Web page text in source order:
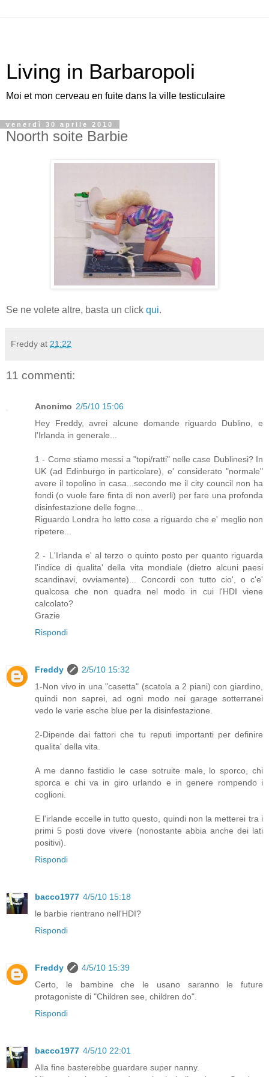
Living in Barbaropoli
Moi et mon cerveau en fuite dans la ville testiculaire
venerdì 30 aprile 2010
Noorth soite Barbie
Se ne volete altre, basta un click qui.
Freddy at 21:22
11 commenti:
Anonimo 2/5/10 15:06
Hey Freddy, avrei alcune domande riguardo Dublino, e
l'Irlanda in generale...
1 - Come stiamo messi a "topi/ratti" nelle case Dublinesi? In
UK (ad Edinburgo in particolare), e' considerato "normale"
avere il topolino in casa...secondo me il city council non ha
fondi (o vuole fare finta di non averli) per fare una profonda
disinfestazione delle fogne...
Riguardo Londra ho letto cose a riguardo che e' meglio non
ripetere...
2 - L'Irlanda e' al terzo o quinto posto per quanto riguarda
l'indice di qualita' della vita mondiale (dietro alcuni paesi
scandinavi, ovviamente)... Concordi con tutto cio', o c'e'
qualcosa che non quadra nel modo in cui l'HDI viene
calcolato?
Grazie
Rispondi
Freddy
2/5/10 15:32
1-Non vivo in una "casetta" (scatola a 2 piani) con giardino,
quindi non saprei, ad ogni modo nei garage sotterranei
vedo le varie esche blue per la disinfestazione.
2-Dipende dai fattori che tu reputi importanti per definire
qualita' della vita.
A me danno fastidio le case sotruite male, lo sporco, chi
sporca e chi va in giro urlando e in genere rompendo i
coglioni.
E l'irlande eccelle in tutto questo, quindi non la metterei tra i
primi 5 posti dove vivere (nonostante abbia anche dei lati
positivi).
Rispondi
bacco1977 4/5/10 15:18
le barbie rientrano nell'HDI?
Rispondi
Freddy
4/5/10 15:39
Certo, le bambine che le usano saranno le future
protagoniste di "Children see, children do".
Rispondi
bacco1977 4/5/10 22:01
Alla fine basterebbe guardare super nanny.